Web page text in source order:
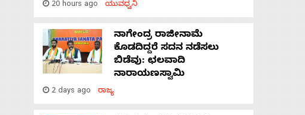
20 hours ago ಯುವಧ್ವನಿ
ನಾಗೇಂದ್ರ ರಾಜೀನಾಮೆ
ಕೊಡದಿದ್ದರೆ ಸದನ ನಡೆಸಲು
ಬಿಡೆವು: ಛಲವಾದಿ
ನಾರಾಯಣಸ್ವಾಮಿ
2 days ago ರಾಜ್ಯ